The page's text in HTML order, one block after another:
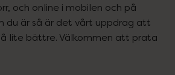
och online i mobilen och på
du är så är det vårt uppdrag att
lite bättre. Välkommen att prata